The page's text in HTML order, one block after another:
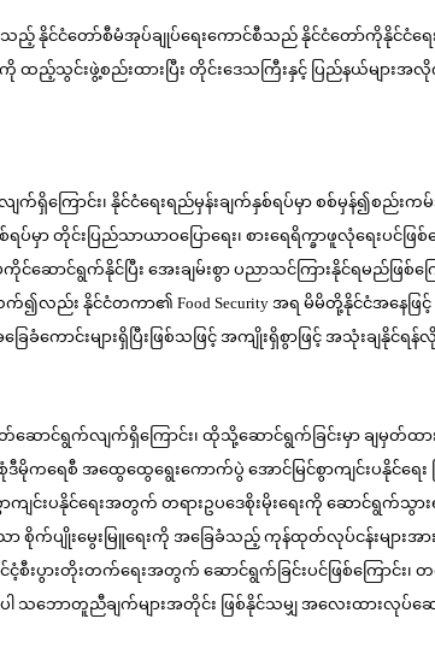
ည့် နိုင်ငံတော်စီမံအုပ်ချုပ်ရေးကောင်စီသည် နိုင်ငံတော်ကိုနိုင်ငံရ
ထည့်သွင်းဖွဲ့စည်းထားပြီး တိုင်းဒေသကြီးနှင့် ပြည်နယ်မျာ
ရှိကြောင်း၊ နိုင်ငံရေးရည်မှန်းချက်နှစ်ရပ်မှာ စစ်မှန်၍စည်းက
းပြည်သာယာဝပြောရေး၊ စားရေရိက္ခာဖူလုံရေးပင်ဖြစ်ကြ
ကိုင်ဆောင်ရွက်နိုင်ပြီး အေးချမ်းစွာ ပညာသင်ကြားနိုင်ရမ
သက်၍လည်း နိုင်ငံတကာ၏ Food Security အရ မိမိတို့နိုင်ငံအနေ
ောင်းများရှိပြီးဖြစ်သဖြင့် အကျိုးရှိစွာဖြင့် အသုံးချနိုင်ရန်လို
တ်ဆောင်ရွက်လျက်ရှိကြောင်း၊ ထိုသို့ဆောင်ရွက်ခြင်းမှာ ချမှတ်
ကရေစီ အထွေထွေရွေးကောက်ပွဲ အောင်မြင်စွာကျင်းပနိုင်ရေး
းပနိုင်ရေးအတွက် တရားဥပဒေစိုးမိုးရေးကို ဆောင်ရွက်သွားရ
ပျိုးမွေးမြူရေးကို အခြေခံသည့် ကုန်ထုတ်လုပ်ငန်းများအား
စီးပွားတိုးတက်ရေးအတွက် ဆောင်ရွက်ခြင်းပင်ဖြစ်ကြောင်
ပါ သဘောတူညီချက်များအတိုင်း ဖြစ်နိုင်သမျှ အလေးထားလုပ်